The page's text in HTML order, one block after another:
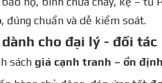
, đúng chuẩn và dễ kiểm soát.
cho đại lý - đối tác
sách giá cạnh tranh – ổn